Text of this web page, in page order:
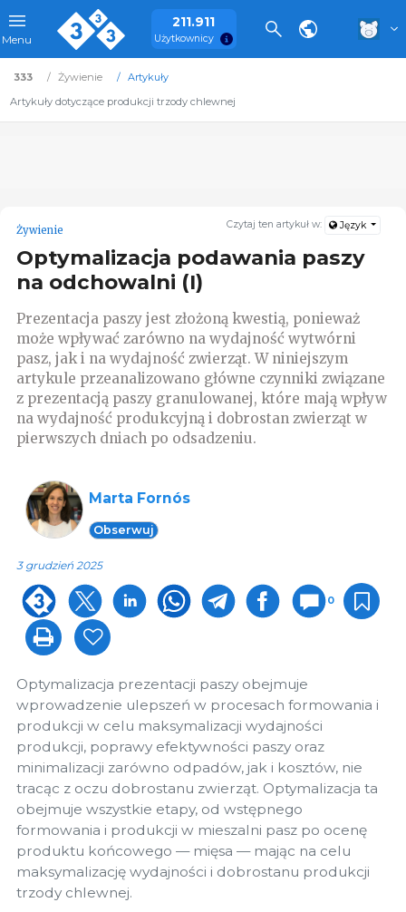
Menu
211.911
Użytkownicy
333 Żywienie
Artykuły
Artykuły dotyczące produkcji trzody chlewnej
Czytaj ten artykuł w: Język
Żywienie
Optymalizacja podawania paszy
na odchowalni (I)
Prezentacja paszy jest złożoną kwestią, ponieważ
może wpływać zarówno na wydajność wytwórni
pasz, jak i na wydajność zwierząt. W niniejszym
artykule przeanalizowano główne czynniki związane
z prezentacją paszy granulowanej, które mają wpływ
na wydajność produkcyjną i dobrostan zwierząt w
pierwszych dniach po odsadzeniu.
Marta Fornós
Obserwuj
3 grudzień 2025
0
Optymalizacja prezentacji paszy obejmuje
wprowadzenie ulepszeń w procesach formowania i
produkcji w celu maksymalizacji wydajności
produkcji, poprawy efektywności paszy oraz
minimalizacji zarówno odpadów, jak i kosztów, nie
tracąc z oczu dobrostanu zwierząt. Optymalizacja ta
obejmuje wszystkie etapy, od wstępnego
formowania i produkcji w mieszalni pasz po ocenę
produktu końcowego — mięsa — mając na celu
maksymalizację wydajności i dobrostanu produkcji
trzody chlewnej.